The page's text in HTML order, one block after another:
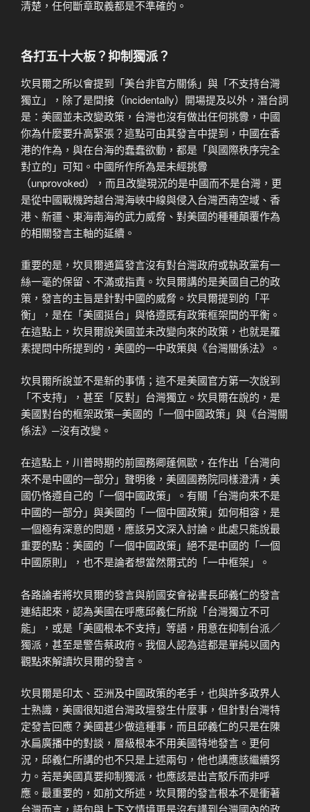
清楚，任何斷章取義都是不準確的。
各打五十大板？抑制獨派？
坎貝爾之所以會提到「美台非官方關係」與「不支持台灣
獨立」，除了是間接（incidentally）開場提及以外，潛台詞
是：美國並未改變政策，台灣也沒有做出任何挑釁，中國
你為什麼要升高緊張？這點可由其發言中提到，中國在香
港的作為，與在台海的蠢蠢欲動，都是「與國際秩序完全
對立的」可知。中國所作所為是未經挑釁
（unprovoked），而且改變現況的是中國而不是台灣，更
是從中國戰機跨越台灣海峽中線與侵入台灣西南空域、香
港、新疆、東海南海的武力威脅、對美國的種種顛覆作為
的相關發言主軸的延續。
重要的是，坎貝爾通篇發言沒有對台灣政府或執政黨有一
絲一毫的保留、不滿或指責。坎貝爾講的是美國自己的政
策，發言的主旨是針對中國的威脅。坎貝爾提到的「平
衡」，是在「美國挺台」與恪遵既有政策框架間的平衡。
在這點上，坎貝爾說美國並未改變向來的政策，也就是羅
素提問中所提到的，美國的一中政策與《台灣關係法》。
坎貝爾所說並不是新的事情；這不是美國官方第一次說到
「不支持」，甚至「反對」台灣獨立。坎貝爾在說的，是
美國對台的框架政策─美國的「一個中國政策」與《台灣關
係法》─沒有改變。
在這點上，川普時期的前國務卿蓬佩歐，在作出「台灣向
來不是中國的一部分」聲明後，美國國務院同樣澄清，美
國仍恪遵自己的「一個中國政策」。有關「台灣向來不是
中國的一部分」與美國的「一個中國政策」如何相容，是
一個極有深意的問題，應該另文深入討論。此處只能說最
重要的點：美國的「一個中國政策」絕不是中國的「一個
中國原則」，也不是論者想當然爾式的「一中框架」。
各路論者將坎貝爾的發言與前國安會祕書長邱義仁的發言
連結起來，認為美國在呼應邱義仁所說「台灣獨立不可
能」，或是「美國根本不支持」等語，用意在抑制台派／
獨派，甚至是警告蔡政府。我個人認為這都是單純以國內
觀點來解讀坎貝爾的發言。
坎貝爾是印太、亞洲及中國政策的老手，也與許多政界人
士熟識，美國很知道台灣政壇發生什麼事，但針對台灣特
定發言回應？美國甚少做這種事，而且邱義仁的只是在陳
水扁廣播中的對談，層級根本不用美國特地發言。更何
況，邱義仁所講的也不只是上述兩句，他也講應該繼續努
力。若是美國真要抑制獨派，也應該是出言駁斥而非呼
應。最重要的，如前文所述，坎貝爾的發言根本不是衝著
台灣而言，語句與上下文情境更是沒有講到台灣國內的政